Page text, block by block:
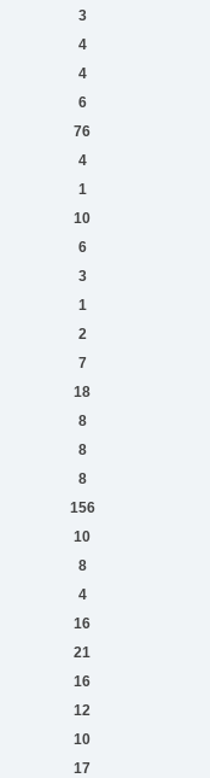
3
4
4
6
76
4
1
10
6
3
1
2
7
18
8
8
8
156
10
8
4
16
21
16
12
10
17